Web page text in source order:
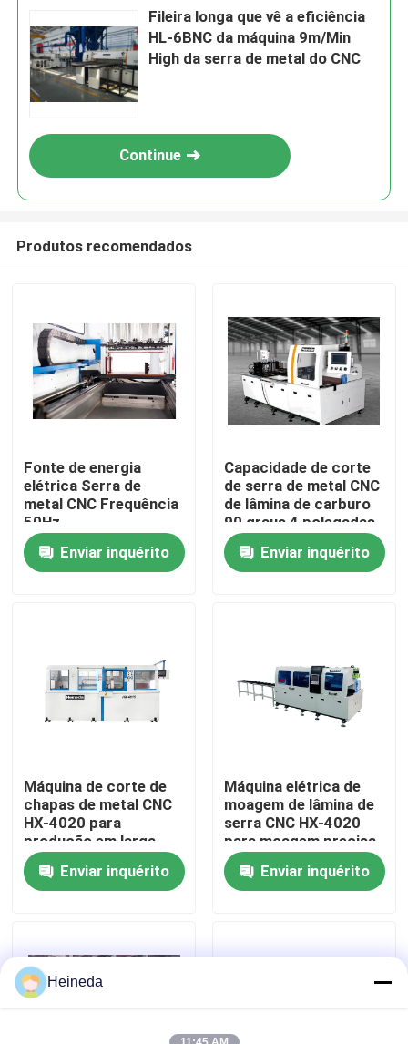
Casa
Produtos
Excursão da fábrica
Contacte-nos
Notícia
A circular do CNC viu
Serras de faixa do CNC
Fileira longa que vê a eficiência
HL-6BNC da máquina 9m/Min
High da serra de metal do CNC
Continue
Produtos recomendados
Fonte de energia
elétrica Serra de
metal CNC Frequência
50Hz
Enviar inquérito
Capacidade de corte
de serra de metal CNC
de lâmina de carburo
90 graus 4 polegadas
Alta velocidade de
corteEnviar inquérito
Máquina de corte de
chapas de metal CNC
HX-4020 para
produção em larga
escala
Enviar inquérito
Máquina elétrica de
moagem de lâmina de
serra CNC HX-4020
para moagem precisa
Enviar inquérito
Heineda